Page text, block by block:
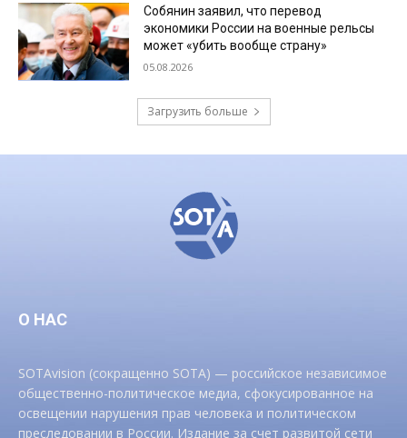
Собянин заявил, что перевод
экономики России на военные рельсы
может «убить вообще страну»
05.08.2026
Загрузить больше
О НАС
SOTAvision (сокращенно SOTA) — российское независимое
общественно-политическое медиа, сфокусированное на
освещении нарушения прав человека и политическом
преследовании в России. Издание за счет развитой сети